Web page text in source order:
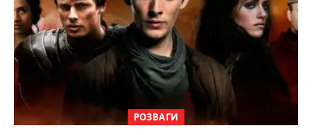
РОЗВАГИ